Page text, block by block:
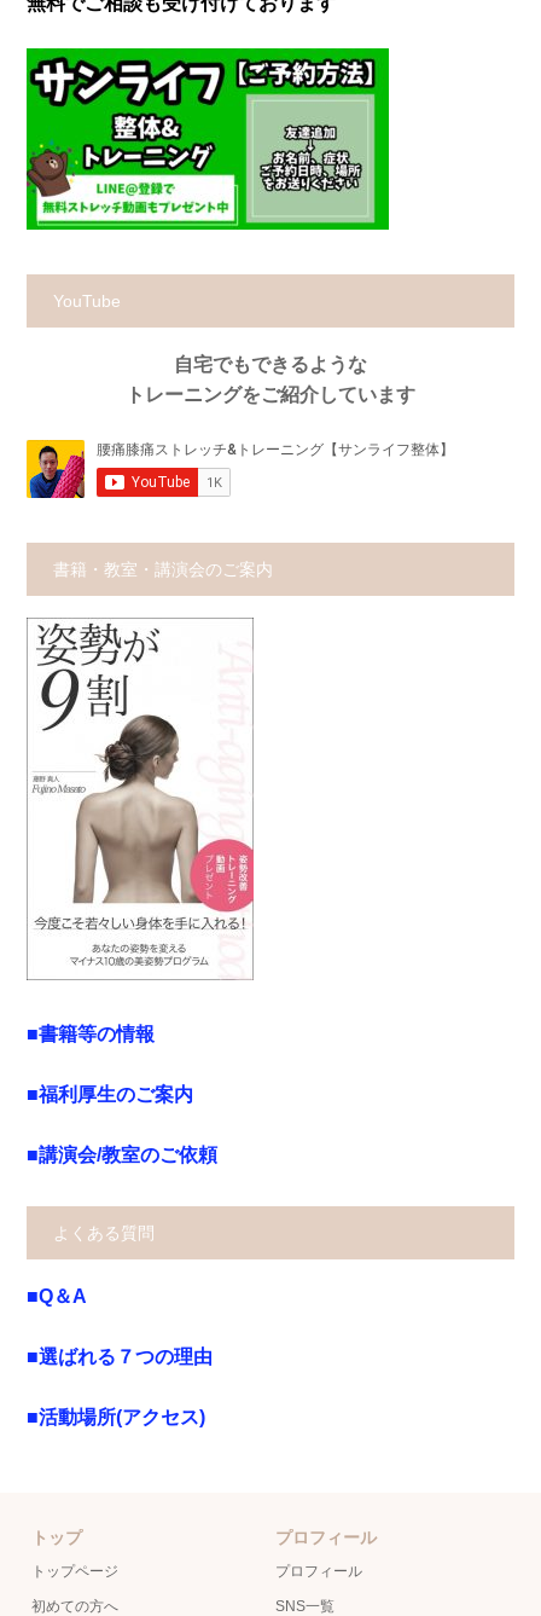
YouTube
自宅でもできるような
トレーニングをご紹介しています
書籍・教室・講演会のご案内
■書籍等の情報
■福利厚生のご案内
■講演会/教室のご依頼
よくある質問
■Q＆A
■選ばれる７つの理由
■活動場所(アクセス)
トップ
トップページ
初めての方へ
プロフィール
プロフィール
SNS一覧